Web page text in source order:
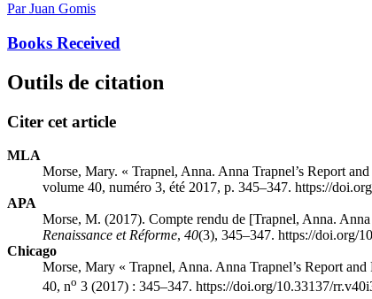
Par Juan Gomis
Books Received
Outils de citation
Citer cet article
MLA
Morse, Mary. « Trapnel, Anna. Anna Trapnel’s Report
volume 40, numéro 3, été 2017, p. 345–347. https://
APA
Morse, M. (2017). Compte rendu de [Trapnel, Anna.
Renaissance et Réforme, 40(3), 345–347. https://doi.org/
Chicago
Morse, Mary « Trapnel, Anna. Anna Trapnel’s Report
40, no 3 (2017) : 345–347. https://doi.org/10.33137/